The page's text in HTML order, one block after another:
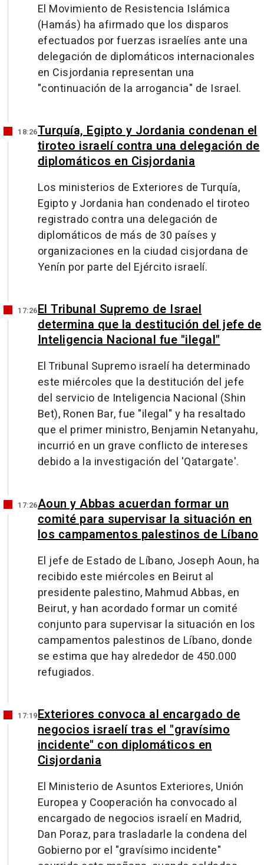
El Movimiento de Resistencia Islámica
(Hamás) ha afirmado que los disparos
efectuados por fuerzas israelíes ante una
delegación de diplomáticos internacionales
en Cisjordania representan una
"continuación de la arrogancia" de Israel.
18:26Turquía, Egipto y Jordania condenan el
tiroteo israelí contra una delegación de
diplomáticos en Cisjordania
Los ministerios de Exteriores de Turquía,
Egipto y Jordania han condenado el tiroteo
registrado contra una delegación de
diplomáticos de más de 30 países y
organizaciones en la ciudad cisjordana de
Yenín por parte del Ejército israelí.
17:26El Tribunal Supremo de Israel
determina que la destitución del jefe de
Inteligencia Nacional fue "ilegal"
El Tribunal Supremo israelí ha determinado
este miércoles que la destitución del jefe
del servicio de Inteligencia Nacional (Shin
Bet), Ronen Bar, fue "ilegal" y ha resaltado
que el primer ministro, Benjamin Netanyahu,
incurrió en un grave conflicto de intereses
debido a la investigación del 'Qatargate'.
17:26Aoun y Abbas acuerdan formar un
comité para supervisar la situación en
los campamentos palestinos de Líbano
El jefe de Estado de Líbano, Joseph Aoun, ha
recibido este miércoles en Beirut al
presidente palestino, Mahmud Abbas, en
Beirut, y han acordado formar un comité
conjunto para supervisar la situación en los
campamentos palestinos de Líbano, donde
se estima que hay alrededor de 450.000
refugiados.
17:19Exteriores convoca al encargado de
negocios israelí tras el "gravísimo
incidente" con diplomáticos en
Cisjordania
El Ministerio de Asuntos Exteriores, Unión
Europea y Cooperación ha convocado al
encargado de negocios israelí en Madrid,
Dan Poraz, para trasladarle la condena del
Gobierno por el "gravísimo incidente"